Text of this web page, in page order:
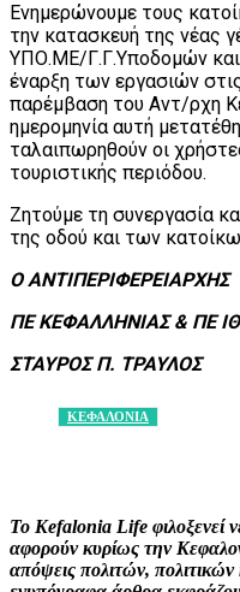
Ενημερώνουμε τους
την κατασκευή της νέας
ΥΠΟ.ΜΕ/Γ.Γ.Υποδομών και
έναρξη των εργασιών
παρέμβαση του Αντ/ρχη
ημερομηνία αυτή
ταλαιπωρηθούν οι
τουριστικής περιόδου.
Ζητούμε τη συνεργασία
της οδού και των
Ο ΑΝΤΙΠΕΡΙΦΕΡΕΙΑΡΧΗΣ
ΠΕ ΚΕΦΑΛΛΗΝΙΑΣ & ΠΕ
ΣΤΑΥΡΟΣ Π. ΤΡΑΥΛΟΣ
ΚΕΦΑΛΟΝΙΑ
Το Kefalonia Life φιλοξενεί
αφορούν κυρίως την
απόψεις πολιτών,